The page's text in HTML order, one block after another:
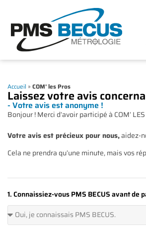
Accueil » COM’ les Pros
Laissez votre avis
- Votre avis est anonyme !
Bonjour ! Merci d’avoir participé à COM’
Votre avis est précieux pour nous,aidez-
Cela ne prendra qu’une minute, mais vos
1. Connaissiez-vous PMS BECUS avant de